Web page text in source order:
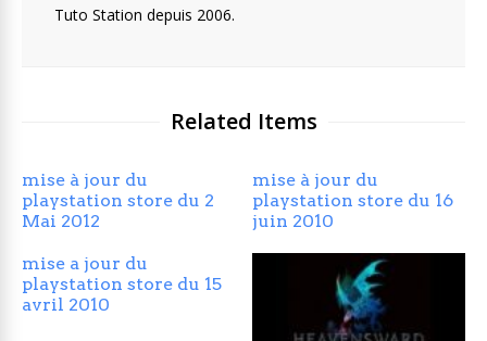
Tuto Station depuis 2006.
Related Items
mise à jour du
playstation store du 2
Mai 2012
mise à jour du
playstation store du 16
juin 2010
mise a jour du
playstation store du 15
avril 2010